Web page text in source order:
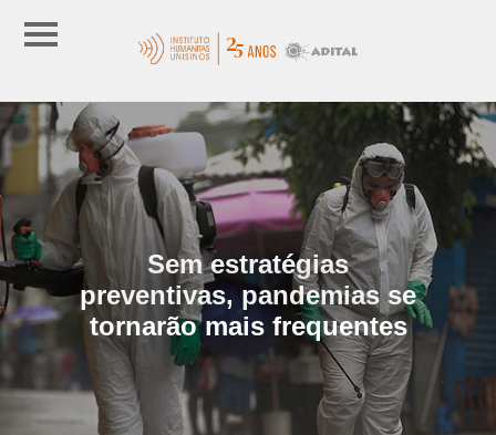
Sem estratégias
preventivas, pandemias se
tornarão mais frequentes